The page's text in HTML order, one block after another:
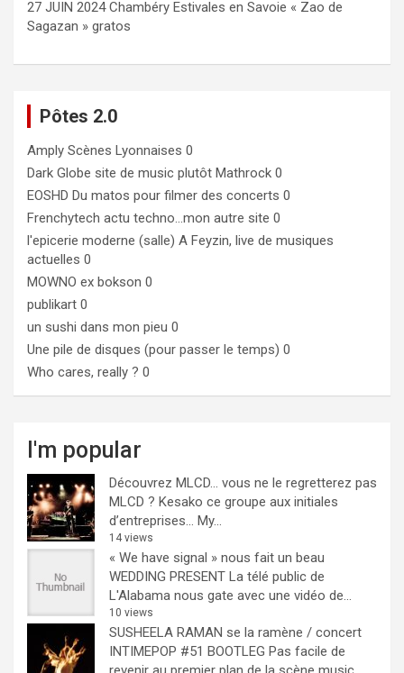
27 JUIN 2024 Chambéry Estivales en Savoie « Zao de
Sagazan » gratos
Pôtes 2.0
Amply Scènes Lyonnaises 0
Dark Globe site de music plutôt Mathrock 0
EOSHD Du matos pour filmer des concerts 0
Frenchytech actu techno…mon autre site 0
l'epicerie moderne (salle) A Feyzin, live de musiques
actuelles 0
MOWNO ex bokson 0
publikart 0
un sushi dans mon pieu 0
Une pile de disques (pour passer le temps) 0
Who cares, really ? 0
I'm popular
Découvrez MLCD… vous ne le regretterez pas
MLCD ? Kesako ce groupe aux initiales
d’entreprises… My...
14 views
« We have signal » nous fait un beau
WEDDING PRESENT La télé public de
L'Alabama nous gate avec une vidéo de...
10 views
SUSHEELA RAMAN se la ramène / concert
INTIMEPOP #51 BOOTLEG Pas facile de